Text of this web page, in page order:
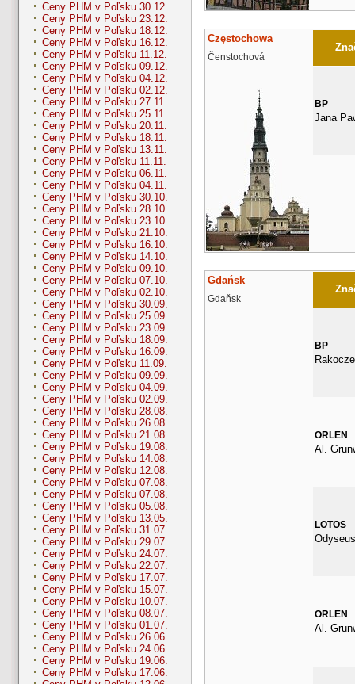
Ceny PHM v Poľsku 30.12.
Ceny PHM v Poľsku 23.12.
Ceny PHM v Poľsku 18.12.
Ceny PHM v Poľsku 16.12.
Ceny PHM v Poľsku 11.12.
Ceny PHM v Poľsku 09.12.
Ceny PHM v Poľsku 04.12.
Ceny PHM v Poľsku 02.12.
Ceny PHM v Poľsku 27.11.
Ceny PHM v Poľsku 25.11.
Ceny PHM v Poľsku 20.11.
Ceny PHM v Poľsku 18.11.
Ceny PHM v Poľsku 13.11.
Ceny PHM v Poľsku 11.11.
Ceny PHM v Poľsku 06.11.
Ceny PHM v Poľsku 04.11.
Ceny PHM v Poľsku 30.10.
Ceny PHM v Poľsku 28.10.
Ceny PHM v Poľsku 23.10.
Ceny PHM v Poľsku 21.10.
Ceny PHM v Poľsku 16.10.
Ceny PHM v Poľsku 14.10.
Ceny PHM v Poľsku 09.10.
Ceny PHM v Poľsku 07.10.
Ceny PHM v Poľsku 02.10.
Ceny PHM v Poľsku 30.09.
Ceny PHM v Poľsku 25.09.
Ceny PHM v Poľsku 23.09.
Ceny PHM v Poľsku 18.09.
Ceny PHM v Poľsku 16.09.
Ceny PHM v Poľsku 11.09.
Ceny PHM v Poľsku 09.09.
Ceny PHM v Poľsku 04.09.
Ceny PHM v Poľsku 02.09.
Ceny PHM v Poľsku 28.08.
Ceny PHM v Poľsku 26.08.
Ceny PHM v Poľsku 21.08.
Ceny PHM v Poľsku 19.08.
Ceny PHM v Poľsku 14.08.
Ceny PHM v Poľsku 12.08.
Ceny PHM v Poľsku 07.08.
Ceny PHM v Poľsku 07.08.
Ceny PHM v Poľsku 05.08.
Ceny PHM v Poľsku 13.05.
Ceny PHM v Poľsku 31.07.
Ceny PHM v Poľsku 29.07.
Ceny PHM v Poľsku 24.07.
Ceny PHM v Poľsku 22.07.
Ceny PHM v Poľsku 17.07.
Ceny PHM v Poľsku 15.07.
Ceny PHM v Poľsku 10.07.
Ceny PHM v Poľsku 08.07.
Ceny PHM v Poľsku 01.07.
Ceny PHM v Poľsku 26.06.
Ceny PHM v Poľsku 24.06.
Ceny PHM v Poľsku 19.06.
Ceny PHM v Poľsku 17.06.
Częstochowa
Čenstochová
BP
Jana
Gdańsk
Gdaňsk
BP
ORLEN
Al.
LOTOS
ORLEN
Al.